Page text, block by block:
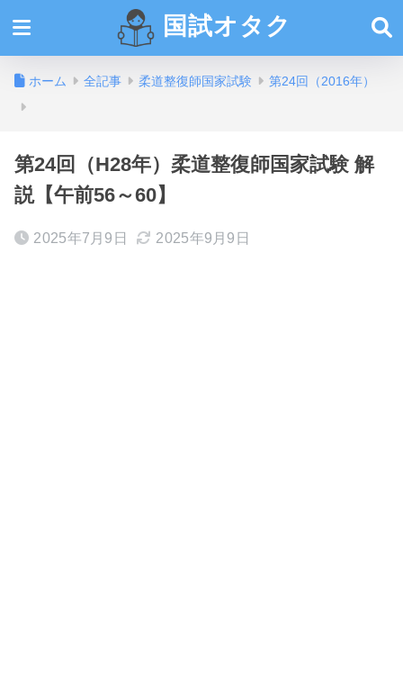
国試オタク
ホーム 全記事 柔道整復師国家試験 第24回（2016年）
第24回（H28年）柔道整復師国家試験 解
説【午前56～60】
2025年7月9日 2025年9月9日